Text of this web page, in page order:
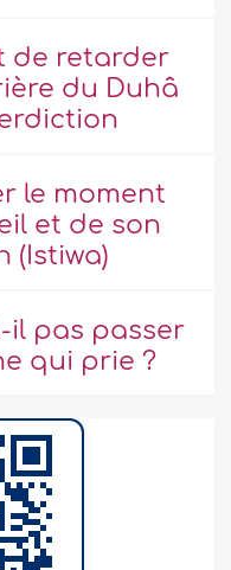
de retarder
du Duhâ
le moment
et de son
(Istiwa)
il pas passer
qui prie ?